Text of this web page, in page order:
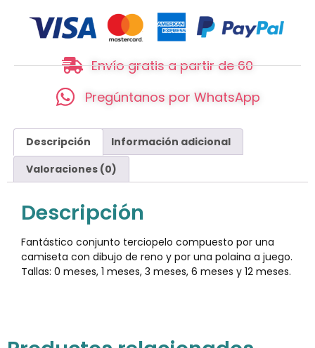
Envío gratis a partir de 60
Pregúntanos por WhatsApp
Descripción
Información adicional
Valoraciones (0)
Descripción
Fantástico conjunto terciopelo compuesto por una
camiseta con dibujo de reno y por una polaina a juego.
Tallas: 0 meses, 1 meses, 3 meses, 6 meses y 12 meses.